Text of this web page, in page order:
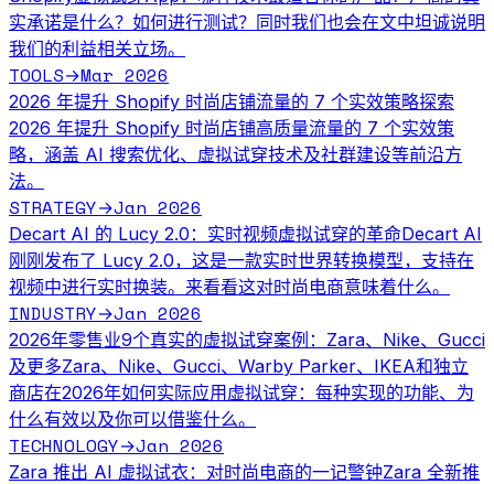
实承诺是什么？如何进行测试？同时我们也会在文中坦诚说明
我们的利益相关立场。
TOOLS→Mar 2026
2026 年提升 Shopify 时尚店铺流量的 7 个实效策略探索
2026 年提升 Shopify 时尚店铺高质量流量的 7 个实效策
略，涵盖 AI 搜索优化、虚拟试穿技术及社群建设等前沿方
法。
STRATEGY→Jan 2026
Decart AI 的 Lucy 2.0：实时视频虚拟试穿的革命Decart AI
刚刚发布了 Lucy 2.0，这是一款实时世界转换模型，支持在
视频中进行实时换装。来看看这对时尚电商意味着什么。
INDUSTRY→Jan 2026
2026年零售业9个真实的虚拟试穿案例：Zara、Nike、Gucci
及更多Zara、Nike、Gucci、Warby Parker、IKEA和独立
商店在2026年如何实际应用虚拟试穿：每种实现的功能、为
什么有效以及你可以借鉴什么。
TECHNOLOGY→Jan 2026
Zara 推出 AI 虚拟试衣：对时尚电商的一记警钟Zara 全新推